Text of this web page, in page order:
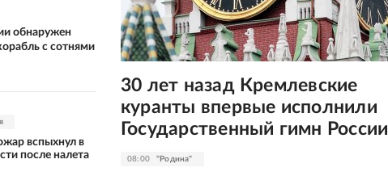
08:00 "Родина"
30 лет назад Кремлевские
куранты впервые исполнили
Государственный гимн России
обнаружен
с сотнями
вспыхнул в
после налета